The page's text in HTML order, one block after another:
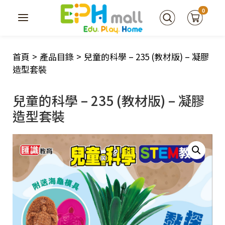
0
首頁 > 產品目錄 > 兒童的科學 – 235 (教材版) – 凝膠
造型套裝
兒童的科學 – 235 (教材版) – 凝膠
造型套裝